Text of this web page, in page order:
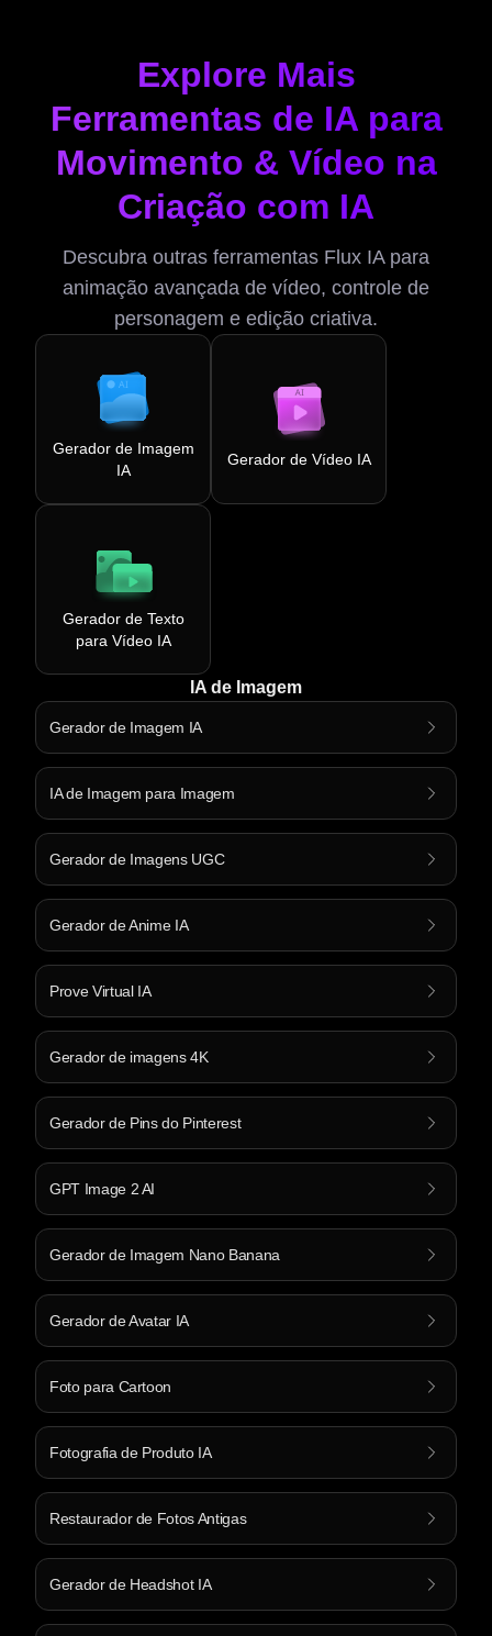
Explore Mais
Ferramentas de IA para
Movimento & Vídeo na
Criação com IA
Descubra outras ferramentas Flux IA para
animação avançada de vídeo, controle de
personagem e edição criativa.
Gerador de Imagem
IA
Gerador de Vídeo IA
Gerador de Texto
para Vídeo IA
IA de Imagem
Gerador de Imagem IA
IA de Imagem para Imagem
Gerador de Imagens UGC
Gerador de Anime IA
Prove Virtual IA
Gerador de imagens 4K
Gerador de Pins do Pinterest
GPT Image 2 AI
Gerador de Imagem Nano Banana
Gerador de Avatar IA
Foto para Cartoon
Fotografia de Produto IA
Restaurador de Fotos Antigas
Gerador de Headshot IA